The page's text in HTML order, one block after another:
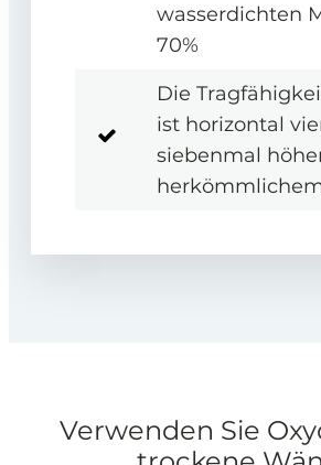
wasserdichten
70%
Die
ist horizontal
siebenmal
Verwenden Sie